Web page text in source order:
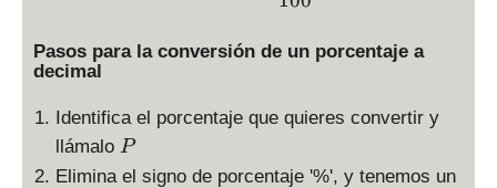
d
la
st
Pasos para la conversión de un porcentaje a
decimal
Identifica el porcentaje que quieres convertir y
llámalo P
P
Elimina el signo de porcentaje '%', y tenemos un